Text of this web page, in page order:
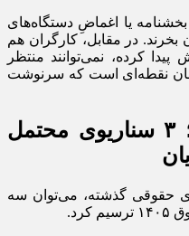
بخشنامه یا اغماضِ دستگاه‌های
در مقابل، کارگران هم
کرده، نمی‌توانند منتظر
نقطه‌ای است که سرنوشت
سرنوشت حقوق ۱۴۰۵؛ ۳ سناریوی محتمل
حقوقی گذشته، می‌توان سه